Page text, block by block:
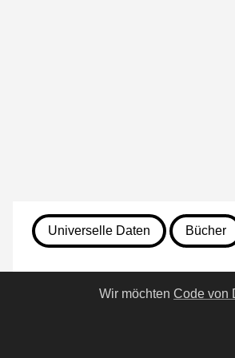
Universelle Daten Bücher
13. Juli 2026Wir möchten Code von